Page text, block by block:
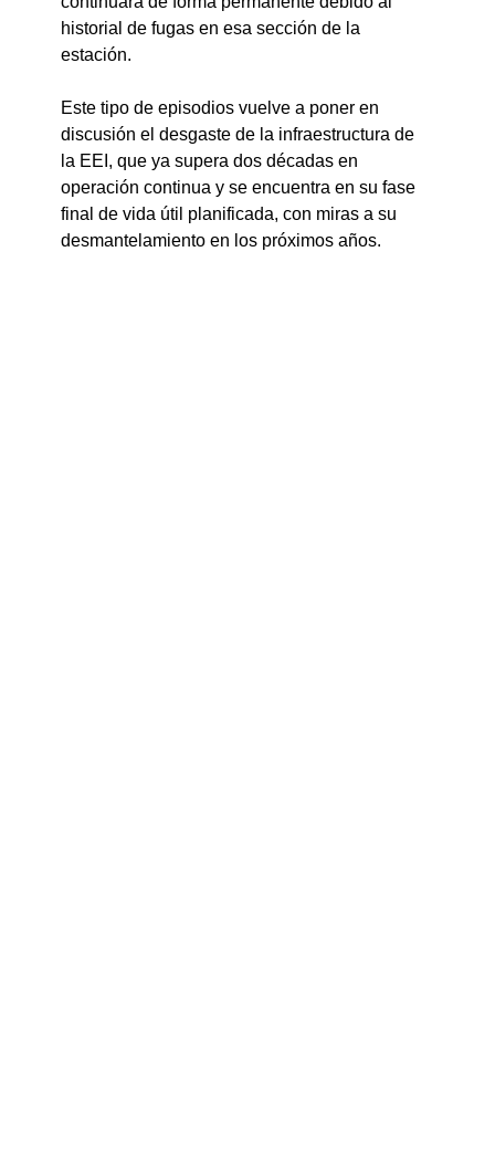
historial de fugas en esa sección de la
estación.
Este tipo de episodios vuelve a poner en
discusión el desgaste de la infraestructura de
la EEI, que ya supera dos décadas en
operación continua y se encuentra en su fase
final de vida útil planificada, con miras a su
desmantelamiento en los próximos años.